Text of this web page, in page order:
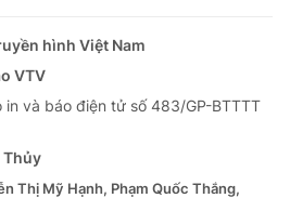
hình Việt Nam
VTV
và báo điện tử số 483/GP-BTTTT
Thủy
Thị Mỹ Hạnh, Phạm Quốc Thắng,